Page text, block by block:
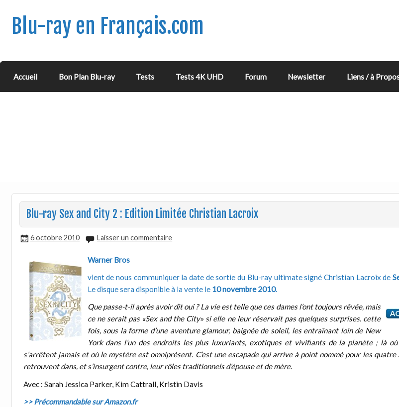
Blu-ray en Français.com
Accueil Bon Plan Blu-ray Tests Tests 4K UHD Forum Newsletter Liens / à
Blu-ray Sex and City 2 : Edition Limitée Christian Lacroix
6 octobre 2010 Laisser un commentaire
Warner Bros
vient de nous communiquer la date de sortie du Blu-ray ultimate signé Christian Lacroix de
Le disque sera disponible à la vente le 10 novembre 2010.
Que passe-t-il après avoir dit oui ? La vie est telle que ces dames l’ont toujours rêvée, mais
ce ne serait pas «Sex and the City» si elle ne leur réservait pas quelques surprises. cette
fois, sous la forme d’une aventure glamour, baignée de soleil, les entraînant loin de New
York dans l’un des endroits les plus luxuriants, exotiques et vivifiants de la planète ; là
s’arrêtent jamais et où le mystère est omniprésent. C’est une escapade qui arrive à point nommé pour les quatre
retrouvent dans, et s’insurgent contre, leur rôles traditionnels d’épouse et de mère.
Avec : Sarah Jessica Parker, Kim Cattrall, Kristin Davis
>> Précommandable sur Amazon.fr